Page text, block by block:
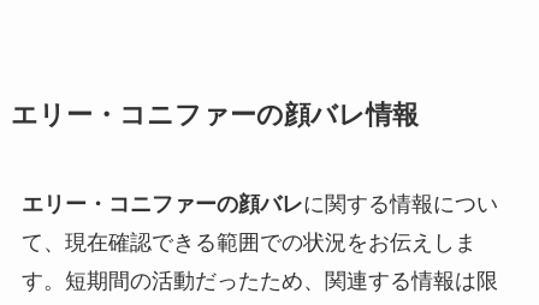
エリー・コニファーの顔バレ情報
エリー・コニファーの顔バレに関する情報につい
て、現在確認できる範囲での状況をお伝えしま
す。短期間の活動だったため、関連する情報は限